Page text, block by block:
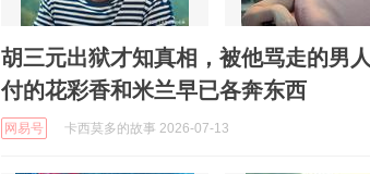
胡三元出狱才知真相，被他骂走的男
付的花彩香和米兰早已各奔东西
网易号 卡西莫多的故事 2026-07-13